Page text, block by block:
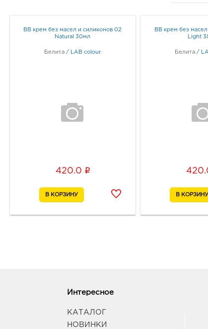
BB крем без масел и силиконов 02
Natural 30мл
Белита / LAB colour
420.0 i
BB крем без
Light
Белита /
Интересное
КАТАЛОГ
НОВИНКИ